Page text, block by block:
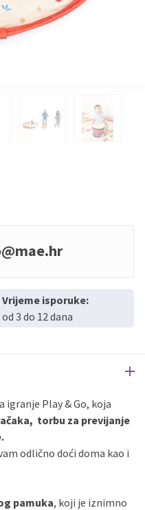
Vrijeme isporuke:
od 3 do 12 dana
igranje Play & Go, koja
torbu za previjanje
odlično doći doma kao i
pamuka, koji je iznimno